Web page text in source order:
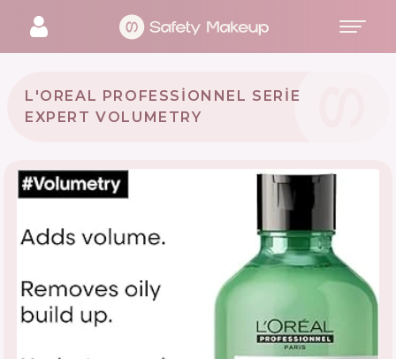
L'OREAL PROFESSIONNEL SERIE
EXPERT VOLUMETRY